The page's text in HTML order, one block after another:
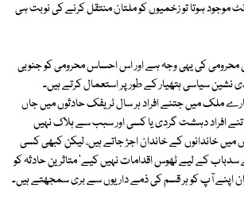
موجود ہوتا تو زخمیوں کو ملتان منتقل کرنے کی نوبت ہی
کی یہی وجہ ہے اور اس احساس محرومی کو جنوبی
نشین سیاسی ہتھیار کے طور پر استعمال کرتے ہیں۔
ملک میں جتنے افراد ہر سال ٹریفک حادثوں میں جاں
افراد دہشت گردی یا کسی اور سبب سے ہلاک نہیں
میں خاندانوں کے خاندان اجڑ جاتے ہیں، لیکن کبھی کسی
کے لیے ٹھوس اقدامات نہیں کیے' متاثرین حادثہ کو
اپنے آپ کو ہر قسم کی ذمے داریوں سے بری سمجھتے ہیں۔